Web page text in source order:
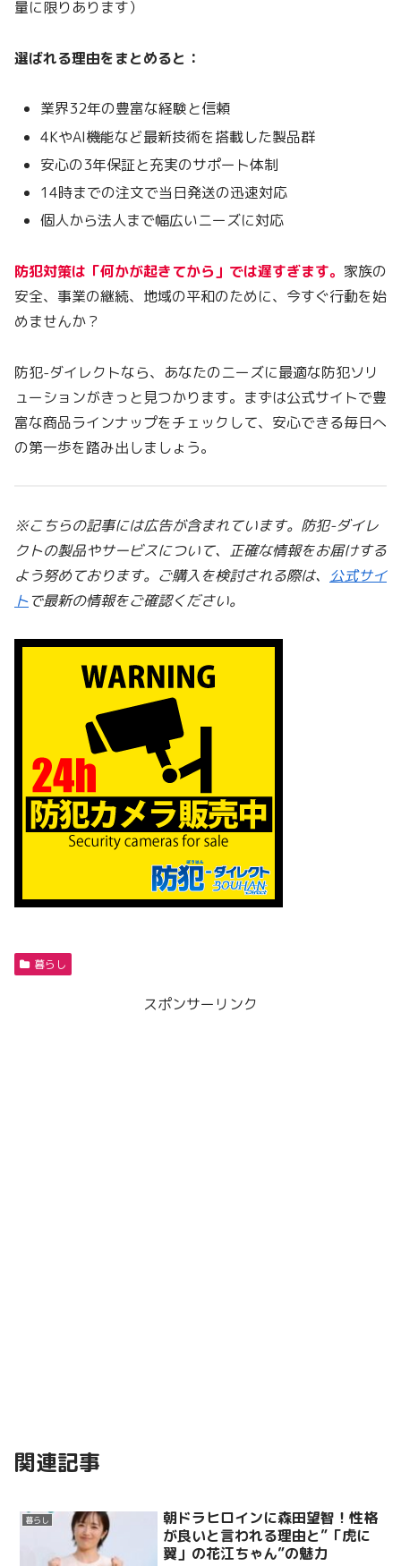
量に限りあります）
選ばれる理由をまとめると：
業界32年の豊富な経験と信頼
4KやAI機能など最新技術を搭載した製品群
安心の3年保証と充実のサポート体制
14時までの注文で当日発送の迅速対応
個人から法人まで幅広いニーズに対応
防犯対策は「何かが起きてから」では遅すぎます。 家族の
安全、事業の継続、地域の平和のために、今すぐ行動を始
めませんか？
防犯-ダイレクトなら、あなたのニーズに最適な防犯ソリ
ューションがきっと見つかります。まずは公式サイトで豊
富な商品ラインナップをチェックして、安心できる毎日へ
の第一歩を踏み出しましょう。
※こちらの記事には広告が含まれています。防犯-ダイレ
クトの製品やサービスについて、正確な情報をお届けする
よう努めております。ご購入を検討される際は、 公式サイ
トで最新の情報をご確認ください。
暮らし
スポンサーリンク
関連記事
暮らし
朝ドラヒロインに森田望智！性格
が良いと言われる理由と”「虎に
翼」の花江ちゃん”の魅力